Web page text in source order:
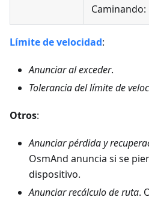
Caminando:
Límite de velocidad:
Anunciar al exceder.
Tolerancia del límite de
Otros:
Anunciar pérdida y
OsmAnd anuncia si se
dispositivo.
Anunciar recálculo de ruta.